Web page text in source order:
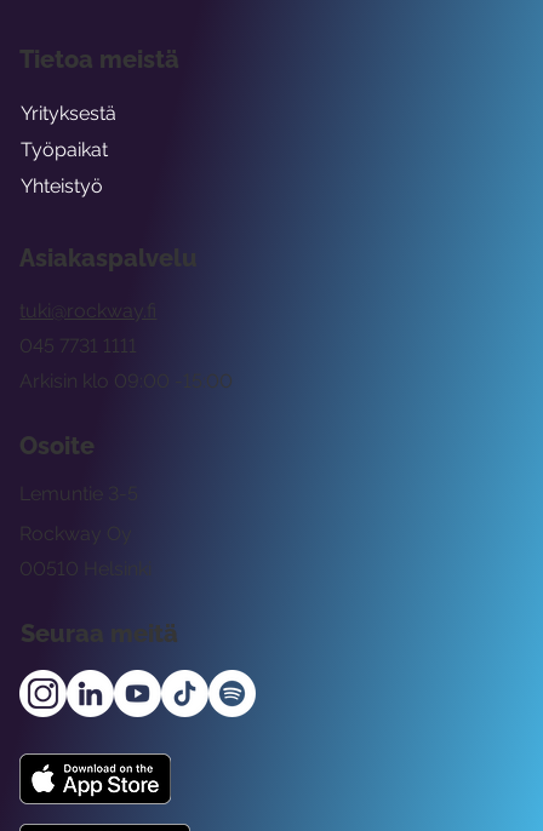
Asiakaspalvelu
tuki@rockway.fi
Arkisin klo 09:00 -15:00
045 7731 1111
Osoite
Rockway Oy
Lemuntie 3-5
00510 Helsinki
Seuraa meitä
Tietoa meistä
Yrityksestä
Työpaikat
Yhteistyö